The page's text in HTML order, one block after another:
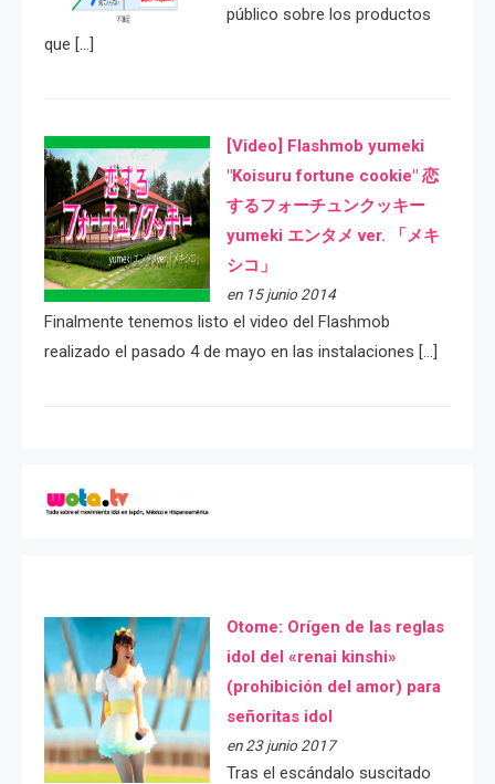
público sobre los productos
que […]
[Video] Flashmob yumeki
"Koisuru fortune cookie" 恋
するフォーチュンクッキー
yumeki エンタメ ver. 「メキ
シコ」
en 15 junio 2014
Finalmente tenemos listo el video del Flashmob
realizado el pasado 4 de mayo en las instalaciones […]
Otome: Orígen de las reglas
idol del «renai kinshi»
(prohibición del amor) para
señoritas idol
en 23 junio 2017
Tras el escándalo suscitado